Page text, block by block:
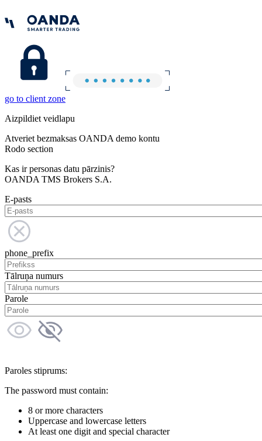
go to client zone
Aizpildiet veidlapu
Atveriet bezmaksas OANDA demo kontu
Rodo section
Kas ir personas datu pārzinis?
OANDA TMS Brokers S.A.
E-pasts
phone_prefix
Tālruņa numurs
Parole
Paroles stiprums:
The password must contain:
8 or more characters
Uppercase and lowercase letters
At least one digit and special character